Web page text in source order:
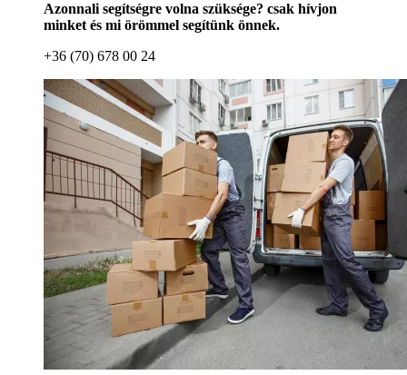
Azonnali segítségre volna szüksége? csak hívjon
minket és mi örömmel segítünk önnek.
+36 (70) 678 00 24